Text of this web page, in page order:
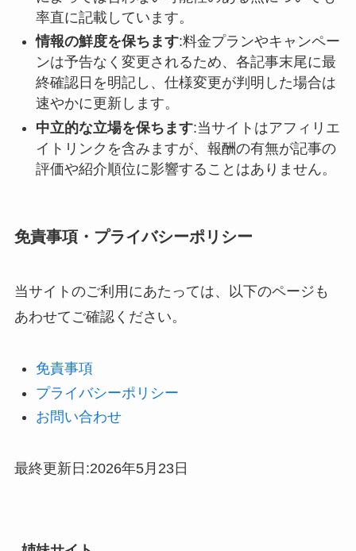
率直に記載しています。
情報の鮮度を保ちます:料金プランやキャンペー
ンは予告なく変更されるため、各記事末尾に最
終確認日を明記し、仕様変更が判明した場合は
速やかに更新します。
中立的な立場を保ちます:当サイトはアフィリエ
イトリンクを含みますが、報酬の有無が記事の
評価や紹介順位に影響することはありません。
免責事項・プライバシーポリシー
当サイトのご利用にあたっては、以下のページも
あわせてご確認ください。
免責事項
プライバシーポリシー
お問い合わせ
最終更新日:2026年5月23日